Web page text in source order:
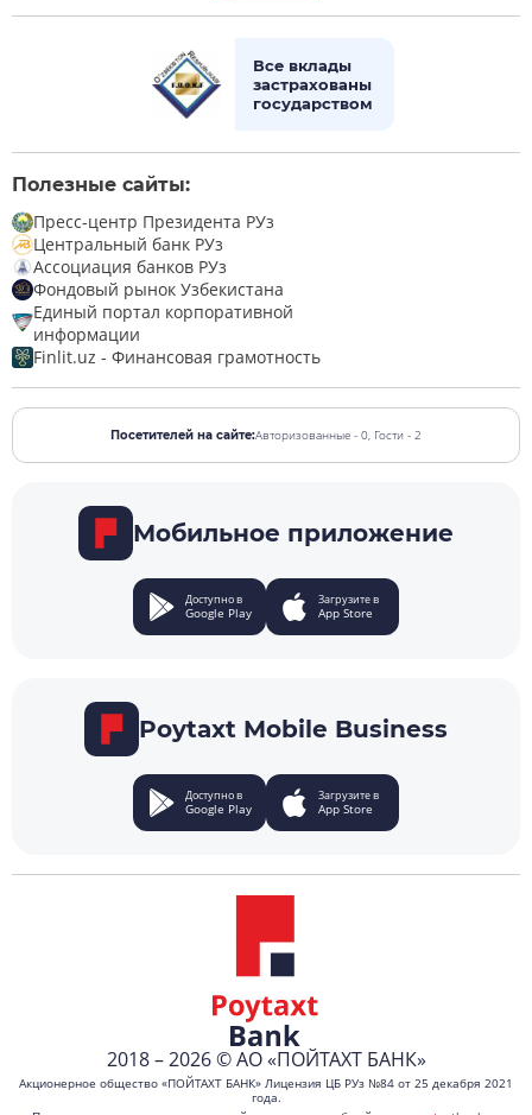
Все вклады
застрахованы
государством
Полезные сайты:
Пресс-центр Президента РУз
Центральный банк РУз
Ассоциация банков РУз
Фондовый рынок Узбекистана
Единый портал корпоративной
информации
Finlit.uz - Финансовая грамотность
Посетителей на сайте:Авторизованные - 0, Гости - 2
Мобильное приложение
Доступно в
Google Play
Загрузите в
App Store
Poytaxt Mobile Business
Доступно в
Google Play
Загрузите в
App Store
2018 – 2026 © АО «ПОЙТАХТ БАНК»
Акционерное общество «ПОЙТАХТ БАНК» Лицензия ЦБ РУз №84 от 25 декабря 2021
года.